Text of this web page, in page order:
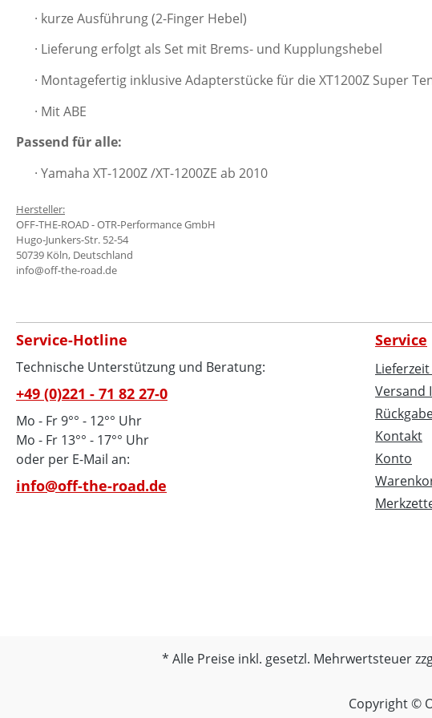
· kurze Ausführung (2-Finger Hebel)
· Lieferung erfolgt als Set mitBrems- und Kupplungshebel
· Montagefertig inklusive Adapterstücke für die XT1200Z Super
· Mit ABE
Passend für alle:
· Yamaha XT-1200Z /XT-1200ZE ab 2010
Hersteller:
OFF-THE-ROAD - OTR-Performance GmbH
Hugo-Junkers-Str. 52-54
50739 Köln, Deutschland
info@off-the-road.de
Service-Hotline
Technische Unterstützung und Beratung:
+49 (0)221 - 71 82 27-0
Mo - Fr 9°° - 12°° Uhr
Mo - Fr 13°° - 17°° Uhr
oder per E-Mail an:
info@off-the-road.de
Service
Versand
Kontakt
Konto
Alle Preise inkl. gesetzl. Mehrwertsteuer
Copyright ©